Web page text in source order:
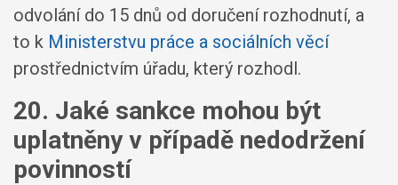
odvolání do 15 dnů od doručení rozhodnutí, a
to k Ministerstvu práce a sociálních věcí
prostřednictvím úřadu, který rozhodl.
20. Jaké sankce mohou být
uplatněny v případě nedodržení
povinností